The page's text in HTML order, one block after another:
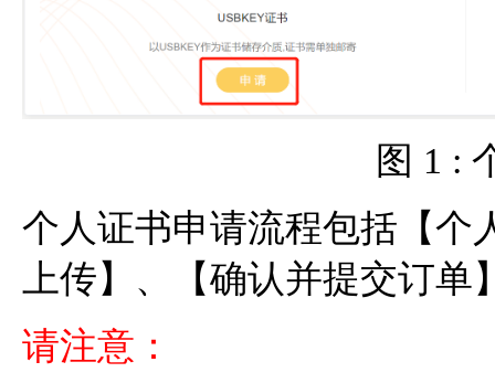
图 1 :
个人证书申请流程包括【个
上传】、【确认并提交订单
请注意：